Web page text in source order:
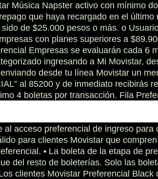
Música Napster activo con mínimo
que haya recargado en el
de $25.000 pesos o más. o
con planes superiores a
Empresas se evaluarán cada 6
ingresando a Mi Movistar,
enviando desde tu línea Movistar un
al 85200 y de inmediato recibirás
4 boletas por transacción. Fila
al acceso preferencial de ingreso
para clientes Movistar que
• La boleta de la etapa de
del resto de boleterías. Solo las
clientes Movistar Preferencial